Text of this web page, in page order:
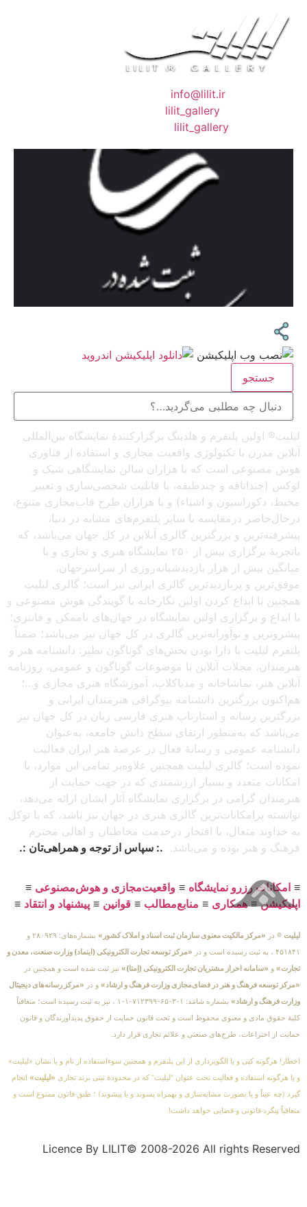
info@lilit.ir
lilit_gallery
lilit_gallery
جستجو
لیلیت® اولین پلتفرم و هلدینگ برگزارکنندهٔ نمایشگاه بین‌المللی
آنلاین مدرن با تکنولوژی واقعیت مجازی و استفاده از فناوری
هوش مصنوعی است که با هزاران سالن نمایشگاهی شیک و
لوکس (چنداتاقه و چندطبقه، با قابلیت شخصی‌سازی و تغییر
محیط، دکوراسیون و اشیاء) و با هزاران طرح قاب‌مجازی متنوع،
درحال‌حاضر درمقایسه با سایر پلتفرم‌های مشابه در دنیا،
پیشرفته‌ترین و بزرگترین گالری آنلاین در کل جهان می‌باشد، که
باتجربهٔ برگزاری بیش از ۲۵۰ نمایشگاه هنری و تجاری و با
میانگین بیش از هزار بازدیدشبانه‌روزی از سراسرجهان،
موفق‌ترین و پربازدیدترین گالری ایرانی نیز است؛ گالری لیلیت
همچنین با ابداع کردن اولین نگارخانه با گویندگی هوش مصنوعی و
با ابداع و برگزاری اولین نمایشگاه در جهان‌های ناممکن و فانتزی؛
پیشروترین و نوآورانه‌ترین گالری در کل جهان نیز می‌باشد؛ ضمناً
پلتفرم لیلیت با دارا بودن بخش‌های گوناگون نظیر: دانشنامه هنر و
هنرمندان، مجلات آنلاین با موضوعات گوناگون و عمومی، روزنامه
آنلاین هنر، تماشاخانه و مدیاکلاب، آموزشگاه هنری مجازی و…؛
هم‌اکنون بزرگترین دانشنامه بیوگرافی هنرمندان ایرانی و
بزرگترین رسانه و استارتاپ هنری فارسی زبان در کل جهان نیز
می‌باشد که به‌منظور ارتقای سطح دانش جامعه، به‌عنوان
دانشنامه عمومی و رسانهٔ فعال در عرصهٔ هنر ایران فعالیت
نموده است؛ گالری لیلیت همچنین علاوه‌بر تمامی این موارد، با
امکانات متعدد و بسیار ارزشمندی که در جهت حمایت از
هنرمندان گرامی در برگزاری نمایشگاه آثار ایشان ارائه می‌دهد،
توانسته پرامکانات‌ترین گالری هنری در جهان نیز باشد، که با توکل
به خداوند متعال، با افتخار درخدمت مخاطبان و اهالی محترم
فرهنگ و هنر بوده و می‌باشد. .: سپاس از توجه و همراهی‌تان :.
≡ امکانات رزرو نمایشگاه ≡ واقعیت‌مجازی و هوش‌مصنوعی ≡
اپلیکیشن≡همکاری ≡ منابع‌مطالب ≡ قوانین ≡ پیشنهاد و انتقاد ≡
لیلیت ® در «مرکز مالکیت معنوی سازمان ثبت اسناد و املاک کشور»
بشماره‌های: ۲۸۰۹۲۹ و
۴۵۱۸۴۱ ، به ثبت رسیده است و در
«مرکز توسعه تجارت الکترونیکی (اینماد) وزارت صنعت، معدن و
تجارت» و «سامانه احراز مشتریان تجارت الکترونیکی (اِمتا)» نیز ثبت شده است و همچنین در
«مرکز توسعه فرهنگ و هنر در فضای‌مجازی وزارت فرهنگ و ارشاد» و در «مرکز رسانه‌های دیجیتال
وزارت فرهنگ و ارشاد»
بشماره شامَد: ۱-۳-۶۵-۷۱۲۳۹۹-۱-۱ ، نیز به ثبت رسیده است؛ متعاقباً
کلیهٔ حقوق مادی و معنوی محفوظ است و تحت قانون حمایت از حقوق پدیدآورندگان و قانون
حمایت از اختراعات، طرح‌های صنعتی و علائم تجاری قرار دارد.
اخطار! هرگونه کپی و یا الگوبرداری از این پلتفرم و همچنین سوءاستفاده از نام و یا نشان «لیلیت»
و یا هرگونه استفاده و فعالیت تحت عنوان “لیلیت” که در محدودهٔ ثبتی برند تجاری «لیلیت» انجام
گیرد (چه عیناً و یا بصورت مشابه‌سازی و بهمراه پسوند و یا پیشوند) ؛ طبق قانون ممنوع است و
متعاقباً پیگرد قانونی و قضایی خواهد داشت!
Licence By LILIT© 2008-2026 All rights Reserved